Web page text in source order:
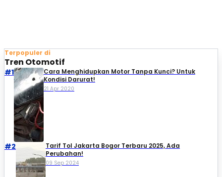
Terpopuler di
Tren Otomotif
#1
Cara Menghidupkan Motor Tanpa Kunci? Untuk
Kondisi Darurat!
21 Apr 2020
#2
Tarif Tol Jakarta Bogor Terbaru 2025, Ada
Perubahan!
09 Sep 2024